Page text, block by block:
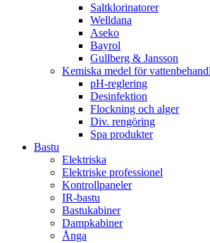
Saltklorinatorer
Welldana
Aseko
Bayrol
Gullberg & Jansson
Kemiska medel för
pH-reglering
Desinfektion
Flockning och alger
Div. rengöring
Spa produkter
Bastu
Elektriska
Elektriske professionel
Kontrollpaneler
IR-bastu
Bastukabiner
Dampkabiner
Ånga